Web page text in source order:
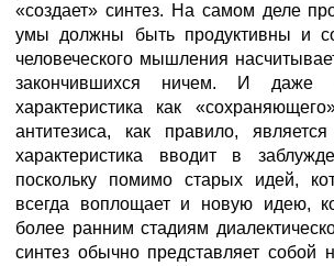
«создает» синтез. На самом деле
умы должны быть продуктивны и
человеческого мышления
закончившихся ничем. И даже
характеристика как
антитезиса, как правило,
характеристика вводит в
поскольку помимо старых идей,
всегда воплощает и новую идею,
более ранним стадиям
синтез обычно представляет собой